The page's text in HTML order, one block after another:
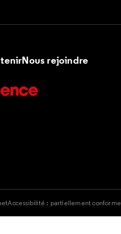
Nous rejoindre
Accessibilité : partiellement conforme